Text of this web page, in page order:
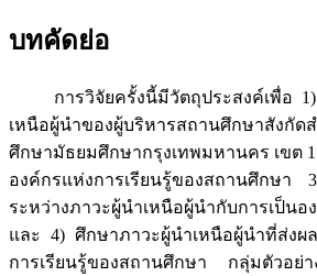
บทคัดย่อ
การวิจัยครั้งนี้มีวัตถุประสงค์เพื่อ 1)
เหนือผู้นำของผู้บริหารสถานศึกษาสังกัด
ศึกษามัธยมศึกษากรุงเทพมหานคร เขต
องค์กรแห่งการเรียนรู้ของสถานศึกษา
ระหว่างภาวะผู้นำเหนือผู้นำกับการเป็นอ
และ 4) ศึกษาภาวะผู้นำเหนือผู้นำที่ส่งผ
การเรียนรู้ของสถานศึกษา กลุ่มตัวอย่า